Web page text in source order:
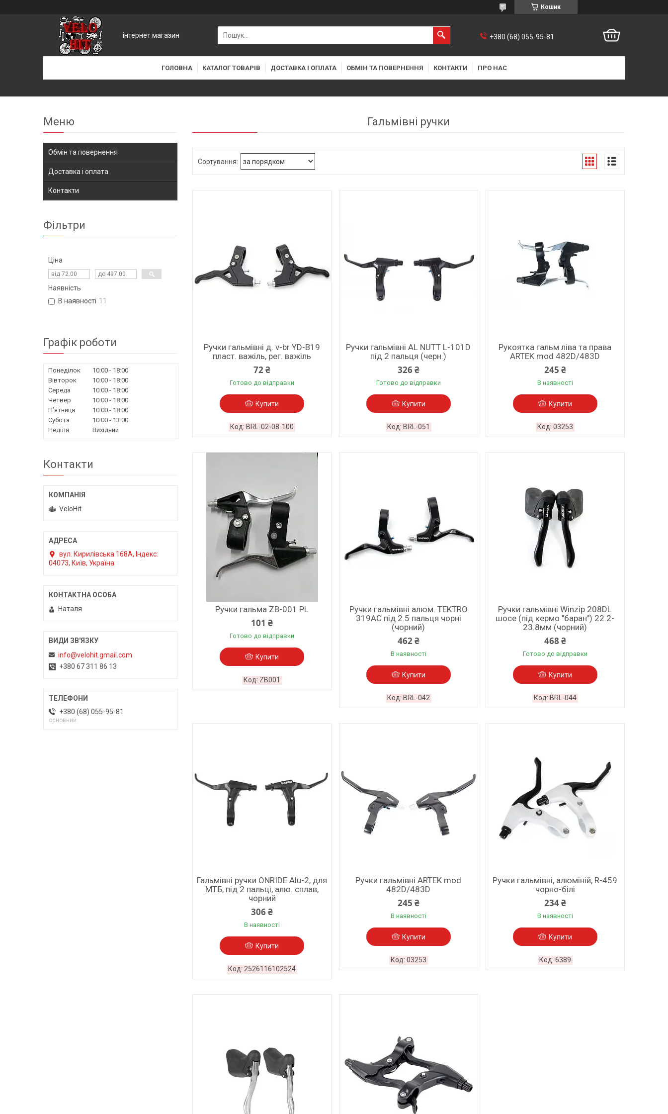
Кошик
інтернет магазин +380 (68) 055-95-81
ГОЛОВНА КАТАЛОГ ТОВАРІВ ДОСТАВКА І ОПЛАТА ОБМІН ТА ПОВЕРНЕННЯ КОНТАКТИ ПРО НАС
Гальмівні ручки
Ручки гальмівні д. v-br YD-B19
пласт. важіль, рег. важіль
72 ₴
Готово до відправки
Купити
BRL-02-08-100
Ручки гальмівні AL NUTT L-101D
під 2 пальця (черн.)
326 ₴
Готово до відправки
Купити
BRL-051
Рукоятка гальм ліва та права
ARTEK mod 482D/483D
245 ₴
В наявності
Купити
03253
Ручки гальма ZB-001 PL
101 ₴
Готово до відправки
Купити
ZB001
Ручки гальмівні алюм. TEKTRO
319AC під 2.5 пальця чорні
(чорний)
462 ₴
В наявності
Купити
BRL-042
Ручки гальмівні Winzip 208DL
шосе (під кермо "баран") 22.2-
23.8мм (чорний)
468 ₴
Готово до відправки
Купити
BRL-044
Гальмівні ручки ONRIDE Alu-2, для
МТБ, під 2 пальці, алю. сплав,
чорний
306 ₴
В наявності
Купити
2526116102524
Ручки гальмівні ARTEK mod
482D/483D
245 ₴
В наявності
Купити
03253
Ручки гальмівні, алюміній, R-459
чорно-білі
234 ₴
В наявності
Купити
6389
Обмін та повернення
Доставка і оплата
Контакти
Фільтри
Ціна
Наявність
В наявності 11
Графік роботи
Понеділок 10:00
18:00
Вівторок
10:00
18:00
Середа
10:00
18:00
Четвер
10:00
18:00
Пʼятниця
10:00
18:00
Субота
10:00
13:00
Неділя
Вихідний
Контакти
VeloHit
вул. Кирилівська 168A, Індекс:
04073, Київ, Україна
Наталя
info@velohit.gmail.com
+380 67 311 86 13
+380 (68) 055-95-81
основний